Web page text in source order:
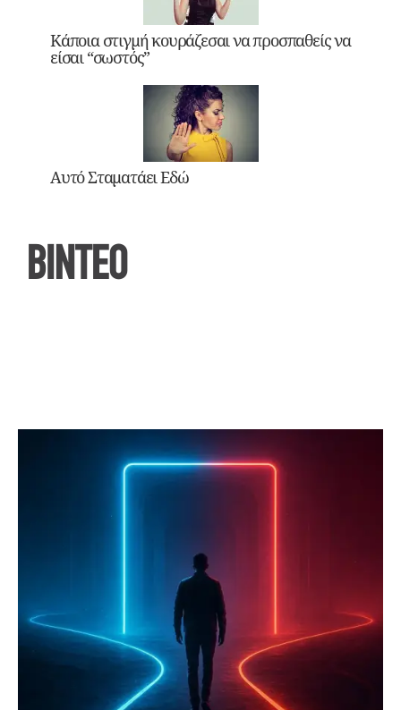
Κάποια στιγμή κουράζεσαι να προσπαθείς να
είσαι “σωστός”
Αυτό Σταματάει Εδώ
ΒΙΝΤΕΟ